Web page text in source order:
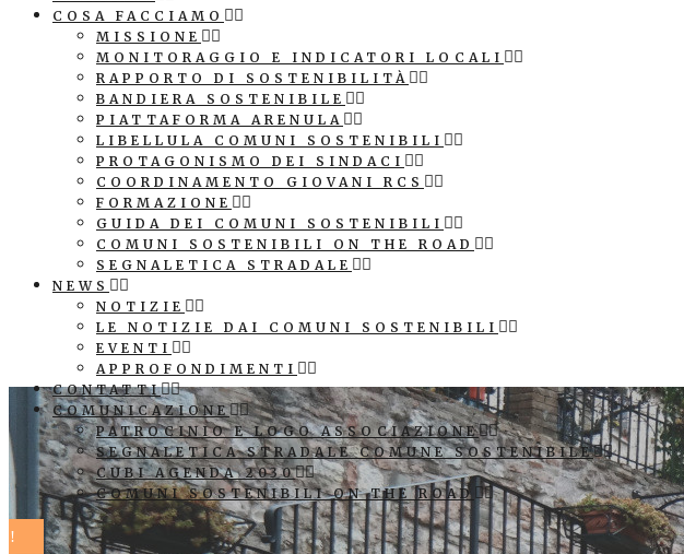
COSA FACCIAMO
MISSIONE
MONITORAGGIO E INDICATORI LOCALI
RAPPORTO DI SOSTENIBILITÀ
BANDIERA SOSTENIBILE
PIATTAFORMA ARENULA
LIBELLULA COMUNI SOSTENIBILI
PROTAGONISMO DEI SINDACI
COORDINAMENTO GIOVANI RCS
FORMAZIONE
GUIDA DEI COMUNI SOSTENIBILI
COMUNI SOSTENIBILI ON THE ROAD
SEGNALETICA STRADALE
NEWS
NOTIZIE
LE NOTIZIE DAI COMUNI SOSTENIBILI
EVENTI
APPROFONDIMENTI
CONTATTI
COMUNICAZIONE
PATROCINIO E LOGO ASSOCIAZIONE
SEGNALETICA STRADALE COMUNE SOSTENIBILE
CUBI AGENDA 2030
COMUNI SOSTENIBILI ON THE ROAD